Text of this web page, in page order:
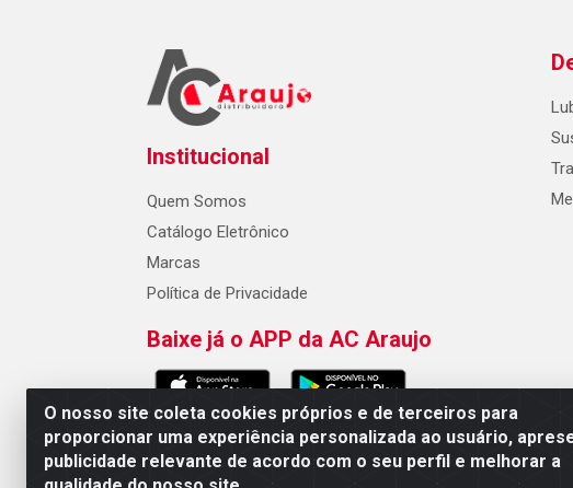
O nosso site coleta cookies próprios e de terceiros para
proporcionar uma experiência personalizada ao usuário,
publicidade relevante de acordo com o seu perfil e melhorar a
Institucional
Quem Somos
Catálogo Eletrônico
Marcas
Política de Privacidade
Baixe já o APP da AC Araujo
AC Araujo Distribuidora - Rua Carneiro de